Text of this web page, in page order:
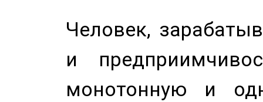
Человек,
и
монотонную и